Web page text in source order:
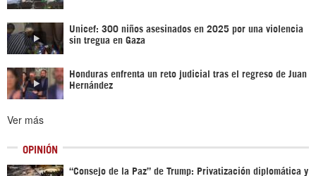
Unicef: 300 niños asesinados en 2025 por una violencia
sin tregua en Gaza
Honduras enfrenta un reto judicial tras el regreso de Juan
Hernández
Ver más
OPINIÓN
“Consejo de la Paz” de Trump: Privatización diplomática y